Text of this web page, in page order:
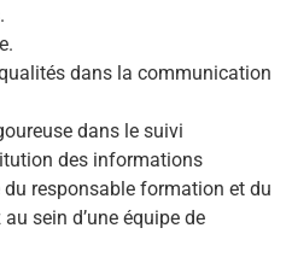
dans la communication
dans le suivi
des informations
responsable formation et du
sein d’une équipe de